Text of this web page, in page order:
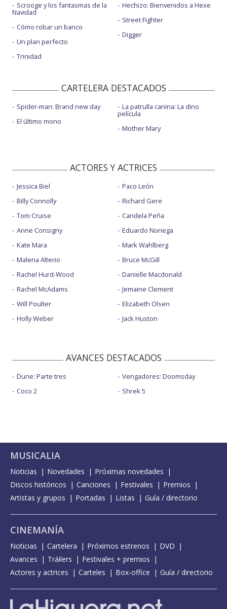
Scrooge y los fantasmas de la
Navidad
Cómo robar un banco
Un plan perfecto
Trinidad
Hechizo: Bienvenidos a Hexe
Street Fighter
Digger
CARTELERA DESTACADOS
Spider-man: Brand new day
El último mono
La patrulla canina: La dino
película
Mother Mary
ACTORES Y ACTRICES
Jessica Biel
Billy Connolly
Tom Cruise
Anne Consigny
Kate Mara
Malena Alterio
Rachel Hurd-Wood
Rachel McAdams
Will Poulter
Holly Weber
Paco León
Richard Gere
Candela Peña
Eduardo Noriega
Mark Wahlberg
Bruce McGill
Danielle Macdonald
Jemaine Clement
Elizabeth Olsen
Jack Huston
AVANCES DESTACADOS
Dune: Parte tres
Coco 2
Vengadores: Doomsday
Shrek 5
MUSICALIA
Noticias Novedades
Próximas novedades
Discos históricos
Canciones Festivales
Premios
Artistas y grupos
Portadas Listas Guía / directorio
CINEMANÍA
Noticias Cartelera Próximos estrenos
DVD
Avances
Tráilers
Festivales + premios
Actores y actrices
Carteles Box-office Guía / directorio